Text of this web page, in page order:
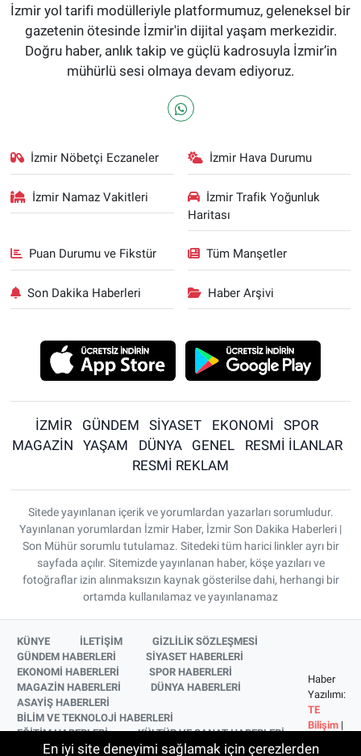
İzmir yol tarifi modülleriyle platformumuz, geleneksel bir
gazetenin ötesinde İzmir'in dijital yaşam merkezidir.
Doğru haber, anlık takip ve güçlü kadrosuyla İzmir’in
mühürlü sesi olmaya devam ediyoruz.
İzmir Nöbetçi Eczaneler İzmir Hava Durumu
İzmir Namaz Vakitleri
İzmir Trafik Yoğunluk
Haritası
Puan Durumu ve Fikstür Tüm Manşetler
Son Dakika Haberleri Haber Arşivi
İZMİR GÜNDEM SİYASET EKONOMİ
SPOR
MAGAZİN
YAŞAM DÜNYA GENEL
RESMİ İLANLAR
RESMİ REKLAM
Sitede yayınlanan içerik ve yorumlardan yazarları sorumludur.
Yayınlanan yorumlardan İzmir Haber, İzmir Son Dakika Haberleri |
Son Mühür sorumlu tutulamaz. Sitedeki tüm harici linkler ayrı bir
sayfada açılır. Sitemizde yayınlanan haber, köşe yazıları ve
fotoğraflar izin alınmaksızın kaynak gösterilse dahi, herhangi bir
ortamda kullanılamaz ve yayınlanamaz
KÜNYE İLETİŞİM
GİZLİLİK SÖZLEŞMESİ
GÜNDEM HABERLERİ
SİYASET HABERLERİ
EKONOMİ HABERLERİ
SPOR HABERLERİ
MAGAZİN HABERLERİ
DÜNYA HABERLERİ
ASAYİŞ HABERLERİ
BİLİM VE TEKNOLOJİ HABERLERİ
EĞİTİM HABERLERİ
KÜLTÜR VE SANAT HABERLERİ
SAĞLIK HABERLERİ
YAŞAM HABERLERİ
Haber
Yazılımı:
TE
Bilişim |
En iyi site deneyimi sağlamak için çerezlerden